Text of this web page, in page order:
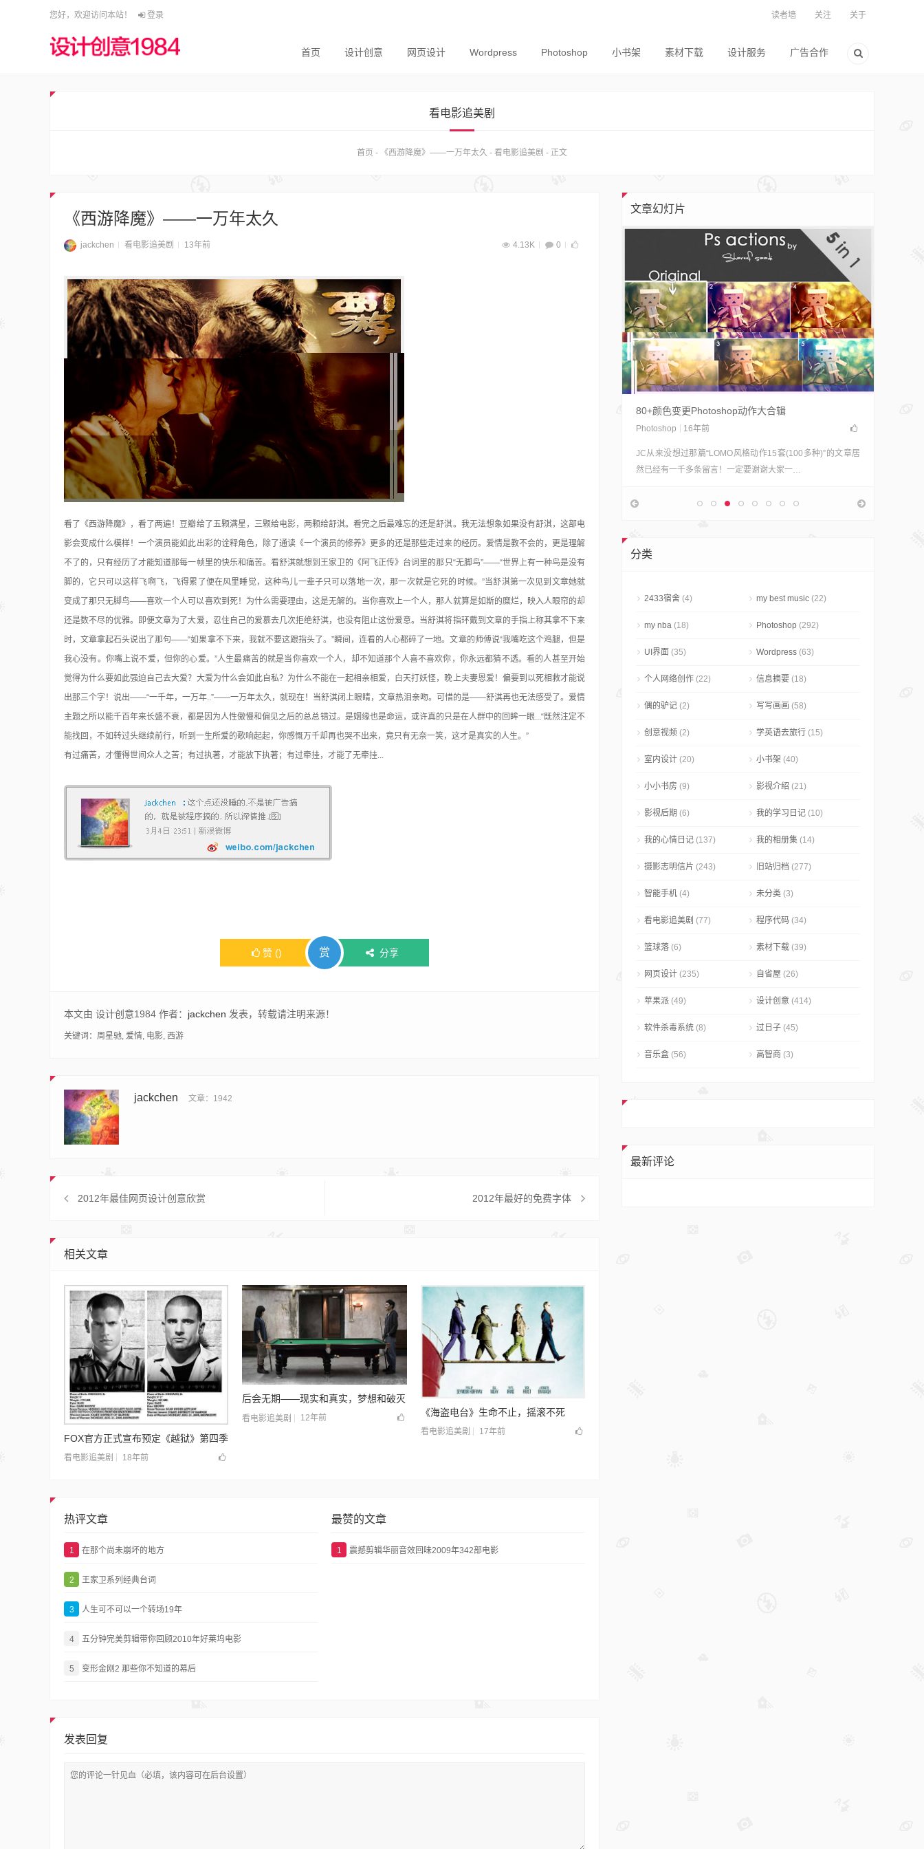
您好，欢迎访问本站！ 登录 读者墙 关注 关于
首页 设计创意 网页设计 Wordpress Photoshop 小书架 素材下载 设计服务 广告合作
看电影追美剧
首页 - 《西游降魔》——一万年太久 - 看电影追美剧 - 正文
《西游降魔》——一万年太久
jackchen 看电影追美剧 13年前 4.13K 0
看了《西游降魔》，看了两遍！豆瓣给了五颗满星，三颗给电影，两颗给舒淇。看完之后最难忘的还是舒淇。我无法想象如果没有舒淇，这部电
影会变成什么模样！一个演员能如此出彩的诠释角色，除了通读《一个演员的修养》更多的还是那些走过来的经历。爱情是教不会的，更是理解
不了的，只有经历了才能知道那每一帧里的快乐和痛苦。看舒淇就想到王家卫的《阿飞正传》台词里的那只“无脚鸟”——“世界上有一种鸟是没有
脚的，它只可以这样飞啊飞，飞得累了便在风里睡觉，这种鸟儿一辈子只可以落地一次，那一次就是它死的时候。”当舒淇第一次见到文章她就
变成了那只无脚鸟——喜欢一个人可以喜欢到死！为什么需要理由，这是无解的。当你喜欢上一个人，那人就算是如斯的糜烂，映入人眼帘的却
还是数不尽的优雅。即便文章为了大爱，忍住自己的爱慕去几次拒绝舒淇，也没有阻止这份爱意。当舒淇将指环戴到文章的手指上称其拿不下来
时，文章拿起石头说出了那句——“如果拿不下来，我就不要这跟指头了。”瞬间，连看的人心都碎了一地。文章的师傅说“我嘴吃这个鸡腿，但是
我心没有。你嘴上说不爱，但你的心爱。”人生最痛苦的就是当你喜欢一个人，却不知道那个人喜不喜欢你，你永远都猜不透。看的人甚至开始
觉得为什么要如此强迫自己去大爱？大爱为什么会如此自私？为什么不能在一起相亲相爱，白天打妖怪，晚上夫妻恩爱！偏要到以死相救才能说
出那三个字！说出——“一千年，一万年..”——一万年太久，就现在！当舒淇闭上眼睛，文章热泪亲吻。可惜的是——舒淇再也无法感受了。爱情
主题之所以能千百年来长盛不衰，都是因为人性傲慢和偏见之后的总总错过。是姻缘也是命运，或许真的只是在人群中的回眸一眼...“既然注定不
能找回，不如转过头继续前行，听到一生所爱的歌响起起，你感慨万千却再也哭不出来，竟只有无奈一笑，这才是真实的人生。”
有过痛苦，才懂得世间众人之苦；有过执著，才能放下执著；有过牵挂，才能了无牵挂...
赞 () 赏 分享
本文由 设计创意1984 作者： jackchen 发表，转载请注明来源！
关键词： 周星驰, 爱情, 电影, 西游
jackchen 文章：1942
2012年最佳网页设计创意欣赏 2012年最好的免费字体
相关文章
FOX官方正式宣布预定《越狱》第四季
看电影追美剧 18年前
后会无期——现实和真实，梦想和破灭
看电影追美剧 12年前
《海盗电台》生命不止，摇滚不死
看电影追美剧 17年前
热评文章
1 在那个尚未崩坏的地方
2 王家卫系列经典台词
3 人生可不可以一个转场19年
4 五分钟完美剪辑带你回顾2010年好莱坞电影
5 变形金刚2 那些你不知道的幕后
最赞的文章
1 震撼剪辑华丽音效回味2009年342部电影
发表回复
文章幻灯片
的最多最广泛的应该就是
件不仅仅所有的专…
国外LOMO风格动作15套(100多种)
Photoshop 17年前
看过Island的女孩子的摄影作品是不是很想有自己的Lomo风
的相片呢！ JC马上为你奉上超值LOMO风…
轻松制作宝丽来相机成相效果
摄影志明信片
80+颜色变更Photoshop动作大合辑
Photoshop 16年前
JC从来没想过那篇“LOMO风格动作15套(100多种)”的文章居
然已经有一千多条留言！一定要谢谢大家一…
分类
2433宿舍 (4) my best music (22)
my nba (18) Photoshop (292)
UI界面 (35) Wordpress (63)
个人网络创作 (22) 信息摘要 (18)
偶的驴记 (2) 写写画画 (58)
创意视频 (2) 学英语去旅行 (15)
室内设计 (20) 小书架 (40)
小小书房 (9) 影视介绍 (21)
影视后期 (6) 我的学习日记 (10)
我的心情日记 (137) 我的相册集 (14)
摄影志明信片 (243) 旧站归档 (277)
智能手机 (4) 未分类 (3)
看电影追美剧 (77) 程序代码 (34)
篮球落 (6) 素材下载 (39)
网页设计 (235) 自省屋 (26)
苹果派 (49) 设计创意 (414)
软件杀毒系统 (8) 过日子 (45)
音乐盒 (56) 高智商 (3)
最新评论